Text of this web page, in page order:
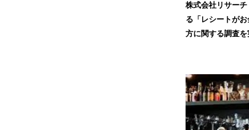
株式会社リサー
る「レシートが
方に関する調査を